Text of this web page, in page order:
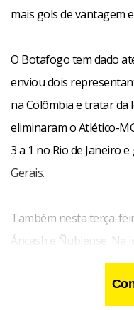
mais gols de vantagem
O Botafogo tem dado
enviou dois
na Colômbia e tratar da
eliminaram o Atlético-
3 a 1 no Rio de Janeiro
Gerais.
Também nesta terça-
Áncash e Ñublense. Na
e jogam pelo empate.
e forçar a disputa de